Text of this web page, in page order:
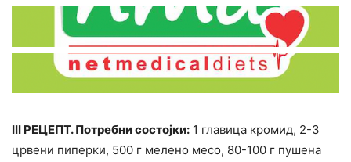
III РЕЦЕПТ. Потребни состојки: 1 главица кромид, 2-3
црвени пиперки, 500 г мелено месо, 80-100 г пушена